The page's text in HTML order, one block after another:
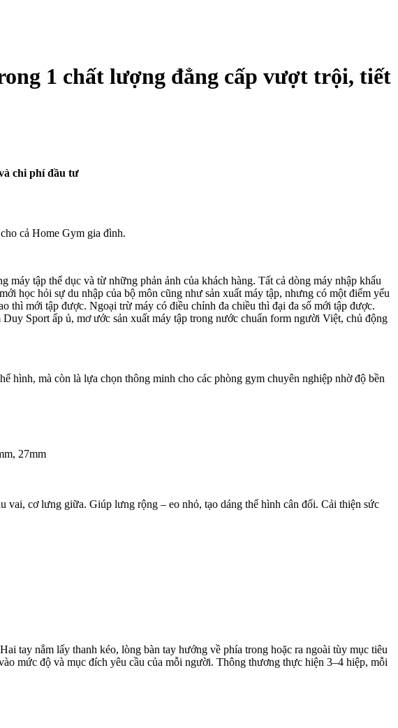
1 chất lượng đẳng cấp vượt trội, tiết
chi phí đầu tư
cả Home Gym gia đình.
tập thể dục và từ những phản ảnh của khách hàng. Tất cả dòng máy nhập khẩu
học hỏi sự du nhập của bộ môn cũng như sản xuất máy tập, nhưng có một điểm yếu
thì mới tập được. Ngoại trừ máy có điều chỉnh đa chiều thì đại đa số mới tập được.
Sport ấp ủ, mơ ước sản xuất máy tập trong nước chuẩn form người Việt, chủ động
mà còn là lựa chọn thông minh cho các phòng gym chuyên nghiệp nhờ độ bền
27mm
cơ lưng giữa. Giúp lưng rộng – eo nhỏ, tạo dáng thể hình cân đối. Cải thiện sức
tay nắm lấy thanh kéo, lòng bàn tay hướng về phía trong hoặc ra ngoài tùy mục tiêu
mức độ và mục đích yêu cầu của mỗi người. Thông thương thực hiện 3–4 hiệp, mỗi